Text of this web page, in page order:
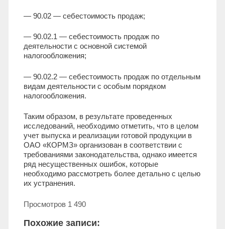
— 90.02 — себестоимость продаж;
— 90.02.1 — себестоимость продаж по
деятельности с основной системой
налогообложения;
— 90.02.2 — себестоимость продаж по отдельным
видам деятельности с особым порядком
налогообложения.
Таким образом, в результате проведенных
исследований, необходимо отметить, что в целом
учет выпуска и реализации готовой продукции в
ОАО «КОРМЗ» организован в соответствии с
требованиями законодательства, однако имеется
ряд несущественных ошибок, которые
необходимо рассмотреть более детально с целью
их устранения.
Просмотров 1 490
Похожие записи: